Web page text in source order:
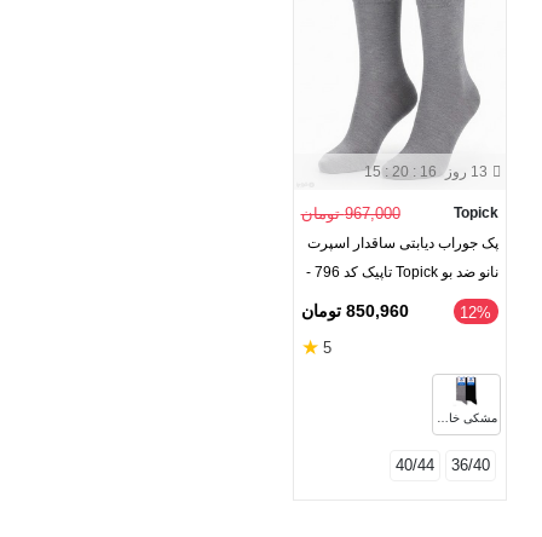
13 روز 15 : 20 : 16
Topick 967,000 تومان
پک جوراب دیابتی ساقدار اسپرت
نانو ضد بو Topick تاپیک کد 796 -
بسته 2 جفتی
‎12% 850,960 تومان
5
★
36/40
40/44